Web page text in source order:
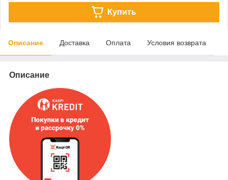
Купить
Описание Доставка Оплата Условия возврата
Описание